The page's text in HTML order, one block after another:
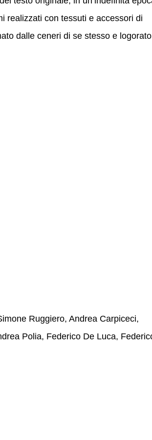
realizzati con tessuti e accessori di
dalle ceneri di se stesso e logorato
Ruggiero, Andrea Carpiceci,
Polia, Federico De Luca,